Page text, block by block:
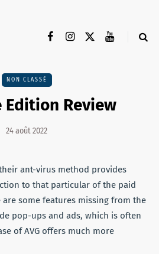
NON CLASSÉ
Edition Review
24 août 2022
ant-virus method provides
to that particular of the paid
some features missing from the
pop-ups and ads, which is often
of AVG offers much more